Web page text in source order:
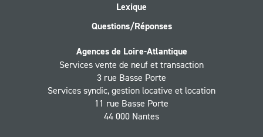
Lexique
Questions/Réponses
Agences de Loire-Atlantique
Services vente de neuf et transaction
3 rue Basse Porte
Services syndic, gestion locative et location
11 rue Basse Porte
44 000 Nantes